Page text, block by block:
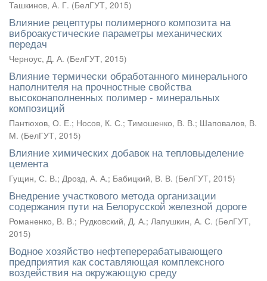
Ташкинов, А. Г. (БелГУТ, 2015)
Влияние рецептуры полимерного композита на
виброакустические параметры механических
передач
Черноус, Д. А. (БелГУТ, 2015)
Влияние термически обработанного минерального
наполнителя на прочностные свойства
высоконаполненных полимер - минеральных
композиций
Пантюхов, О. Е.; Носов, К. С.; Тимошенко, В. В.; Шаповалов, В.
М. (БелГУТ, 2015)
Влияние химических добавок на тепловыделение
цемента
Гущин, С. В.; Дрозд, А. А.; Бабицкий, В. В. (БелГУТ, 2015)
Внедрение участкового метода организации
содержания пути на Белорусской железной дороге
Романенко, В. В.; Рудковский, Д. А.; Лапушкин, А. С. (БелГУТ,
2015)
Водное хозяйство нефтеперерабатывающего
предприятия как составляющая комплексного
воздействия на окружающую среду